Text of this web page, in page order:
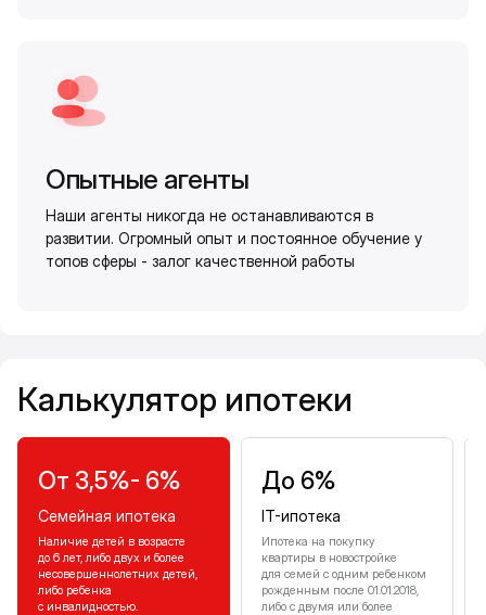
Опытные агенты
Наши агенты никогда не останавливаются в
развитии. Огромный опыт и постоянное обучение у
топов сферы - залог качественной работы
Калькулятор ипотеки
От 3,5%- 6%
Семейная ипотека
Наличие детей в возрасте
до 6 лет, либо двух и более
несовершеннолетних детей,
либо ребенка
с инвалидностью.
До 6%
IT-ипотека
Ипотека на покупку
квартиры в новостройке
для семей с одним ребенком
рожденным после 01.01.2018,
либо с двумя или более